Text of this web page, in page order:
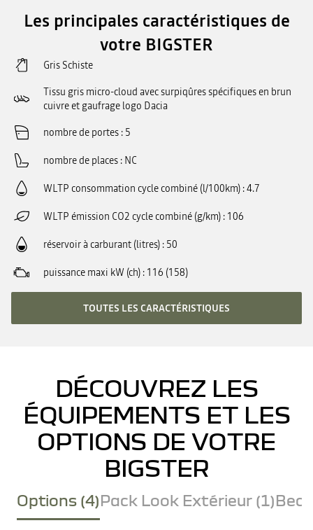
Les principales caractéristiques de
votre BIGSTER
Gris Schiste
Tissu gris micro-cloud avec surpiqûres spécifiques en brun
cuivre et gaufrage logo Dacia
nombre de portes 5
nombre de places NC
WLTP consommation cycle combiné (l/100km) 4.7
WLTP émission CO2 cycle combiné (g/km) 106
réservoir à carburant (litres) 50
puissance maxi kW (ch) 116 (158)
TOUTES LES CARACTÉRISTIQUES
DÉCOUVREZ LES
ÉQUIPEMENTS ET LES
OPTIONS DE VOTRE
BIGSTER
Options (4)Pack Look Extérieur (1)